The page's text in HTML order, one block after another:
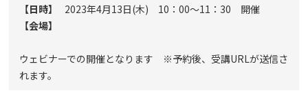
【日時】
2023年4月13日(木) 10：00～11：30 開催
【会場】
ウェビナーでの開催となります ※予約後、受講URLが送信さ
れます。